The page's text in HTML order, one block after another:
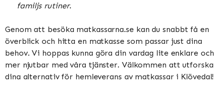
familjs rutiner.
Genom att besöka matkassarna.se kan du snabbt få en
överblick och hitta en matkasse som passar just dina
behov. Vi hoppas kunna göra din vardag lite enklare och
mer njutbar med våra tjänster. Välkommen att utforska
dina alternativ för hemleverans av matkassar i Klövedal!